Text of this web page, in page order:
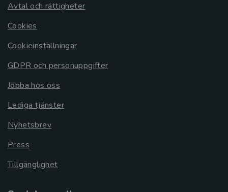
Avtal och rättigheter
Cookies
Cookieinställningar
GDPR och personuppgifter
Jobba hos oss
Lediga tjänster
Nyhetsbrev
Press
Tillgänglighet